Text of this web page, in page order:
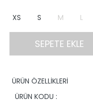
XS S M L
SEPETE EKLE
ÜRÜN ÖZELLİKLERİ
ÜRÜN KODU :